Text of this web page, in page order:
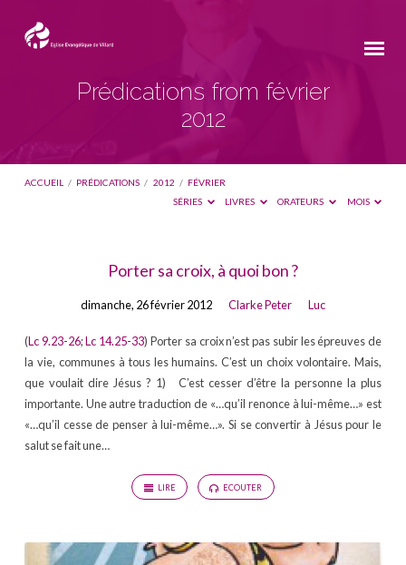
Prédications from février
2012
ACCUEIL / PRÉDICATIONS / 2012 / FÉVRIER
SÉRIES
LIVRES ORATEURS MOIS
Prédications
2012
Porter sa croix, à quoi bon ?
dimanche, 26 février 2012 Clarke Peter Luc
(Lc 9.23-26;Lc 14.25-33) Porter sa croix n’est pas subir les épreuves de
la vie, communes à tous les humains. C’est un choix volontaire. Mais,
que voulait dire Jésus ? 1) C’est cesser d’être la personne la plus
importante. Une autre traduction de «…qu’il renonce à lui-même…» est
«…qu’il cesse de penser à lui-même…». Si se convertir à Jésus pour le
salut se fait une…
LIRE ECOUTER